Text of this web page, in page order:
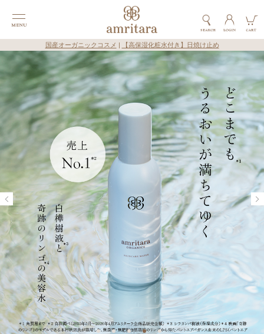
国産オーガニックコスメ 【高保湿化粧水付き】日焼け止め